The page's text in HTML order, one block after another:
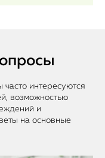
интересуются
возможностью
и
на основные